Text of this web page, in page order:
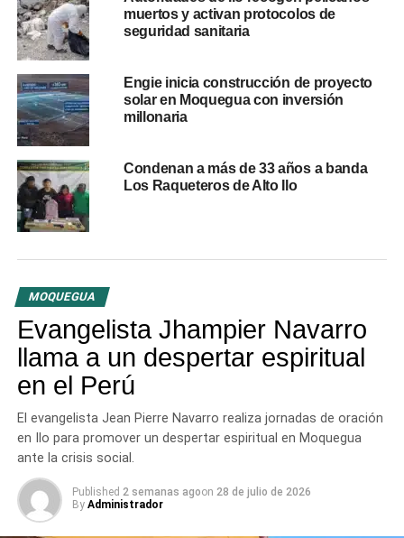
este escenario, la Contraloría notificó formalmente al
director de la UGEL Ilo para que implemente las
acciones correctivas y preventivas
garanticen el cumplimiento de la jornada laboral docente
y el resguardo del presupuesto estatal.
RELATED TOPICS:
CONTRALORÍA GENERAL
CONTROL DE ASISTENCIA DOCENTE
FISCALIZACIÓN PÚBLICA
ILO
LEY DE REFORMA MAGISTERIAL
SECTOR EDUCACIÓN
pie y boca en escolares de la región
DON'T MISS
Moquegua lidera el ranking nacional de
educación tras los resultados de la evaluación
ENLA 2025
muertos y activan protocolos de
seguridad sanitaria
Engie inicia construcción de proyecto
solar en Moquegua con inversión
millonaria
Condenan a más de 33 años a banda
Los Raqueteros de Alto Ilo
MOQUEGUA
Evangelista Jhampier Navarro
llama a un despertar espiritual
en el Perú
El evangelista Jean Pierre Navarro realiza jornadas de oración
en Ilo para promover un despertar espiritual en Moquegua
ante la crisis social.
Published 2 semanas agoon 28 de julio de 2026
By Administrador